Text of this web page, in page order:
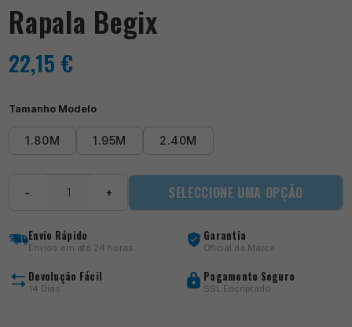
Rapala Begix
22,15 €
Tamanho Modelo
1.80M 1.95M 2.40M
− + SELECCIONE UMA OPÇÃO
Envio Rápido
Envios em até 24 horas
Garantia
Oficial da Marca
Devolução Fácil
14 Dias
Pagamento Seguro
SSL Encriptado